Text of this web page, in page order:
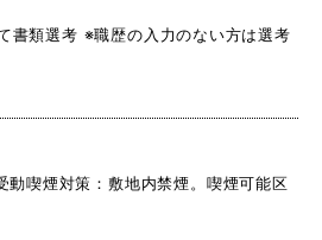
書類選考 ※職歴の入力のない方は選考
動喫煙対策：敷地内禁煙。喫煙可能区